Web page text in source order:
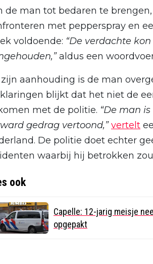
de man tot bedaren te
met pepperspray en
voldoende: “De verdachte
aldus een
zijn aanhouding is de man
blijkt dat het niet de
met de politie. “De man
gedrag vertoond,” vertelt
De politie doet echter
waarbij hij betrokken
ook
Capelle: 12-jarig meisje
opgepakt